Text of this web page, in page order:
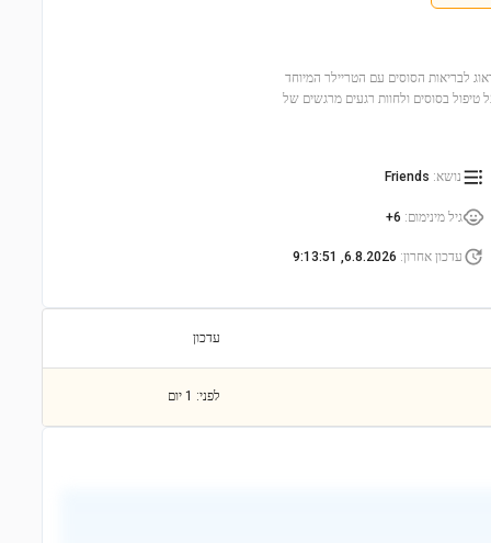
עזרו לאוליביה ודודה סופי לדאוג לבריאות הסוסים עם הטריילר המיוחד
טיפול בסוסים ולחוות רגעים מרגשים של
נושא:
Friends
גיל מינימום:
6+
עדכון אחרון:
6.8.2026, 9:13:51
עדכון
לפני: 1 יום